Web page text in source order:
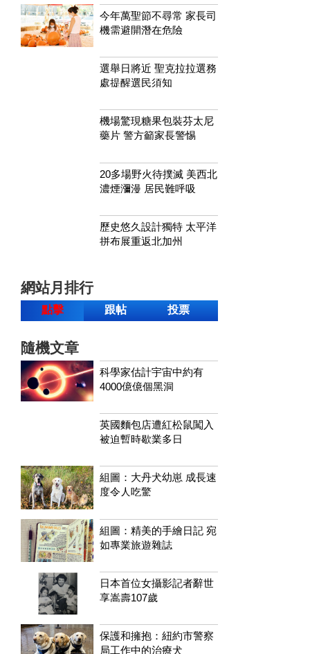
今年萬聖節不尋常 家長司
機需避開潛在危險
選舉日將近 聖克拉拉選務
處提醒選民須知
機場驚現糖果包裝芬太尼
藥片 警方籲家長警惕
20多場野火待撲滅 美西北
濃煙瀰漫 居民難呼吸
歷史悠久設計獨特 太平洋
拼布展重返北加州
網站月排行
點擊 跟帖 投票
隨機文章
科學家估計宇宙中約有
4000億億個黑洞
英國麵包店遭紅松鼠闖入
被迫暫時歇業多日
組圖：大丹犬幼崽 成長速
度令人吃驚
組圖：精美的手繪日記 宛
如專業旅遊雜誌
日本首位女攝影記者辭世
享嵩壽107歲
保護和擁抱：紐約市警察
局工作中的治療犬